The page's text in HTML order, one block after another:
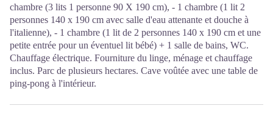
chambre (3 lits 1 personne 90 X 190 cm), - 1 chambre (1 lit 2
personnes 140 x 190 cm avec salle d'eau attenante et douche à
l'italienne), - 1 chambre (1 lit de 2 personnes 140 x 190 cm et une
petite entrée pour un éventuel lit bébé) + 1 salle de bains, WC.
Chauffage électrique. Fourniture du linge, ménage et chauffage
inclus. Parc de plusieurs hectares. Cave voûtée avec une table de
ping-pong à l'intérieur.